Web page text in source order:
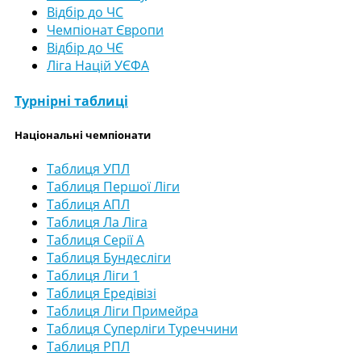
Відбір до ЧС
Чемпіонат Європи
Відбір до ЧЄ
Ліга Націй УЄФА
Турнірні таблиці
Національні чемпіонати
Таблиця УПЛ
Таблиця Першої Ліги
Таблиця АПЛ
Таблиця Ла Ліга
Таблиця Серії А
Таблиця Бундесліги
Таблиця Ліги 1
Таблиця Ередівізі
Таблиця Ліги Примейра
Таблиця Суперліги Туреччини
Таблиця РПЛ